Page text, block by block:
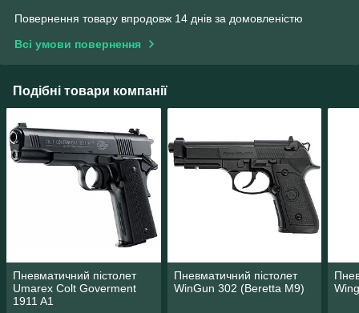
Повернення товару впродовж 14 днів за домовленістю
Всі умови повернення
Подібні товари компанії
Пневматичний пістолет
Umarex Colt Goverment
1911 A1
Пневматичний пістолет
WinGun 302 (Beretta M9)